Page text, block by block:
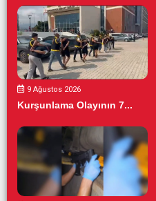
9 Ağustos 2026
Kurşunlama Olayının 7...